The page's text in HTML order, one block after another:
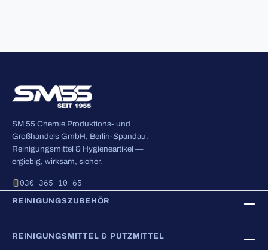
SM 55 Chemie Produktions- und
Großhandels GmbH, Berlin-Spandau.
Reinigungsmittel & Hygieneartikel —
ergiebig, wirksam, sicher.
030 365 10 65
REINIGUNGSZUBEHÖR
REINIGUNGSMITTEL & PUTZMITTEL